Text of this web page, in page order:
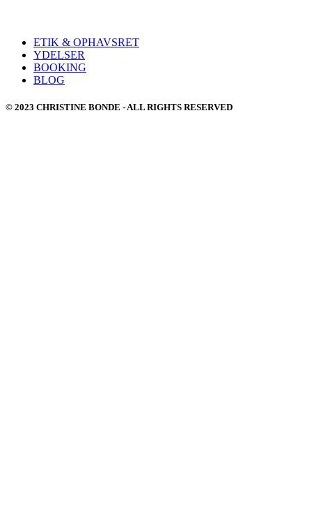
ETIK & OPHAVSRET
YDELSER
BOOKING
BLOG
© 2023 CHRISTINE BONDE - ALL RIGHTS RESERVED